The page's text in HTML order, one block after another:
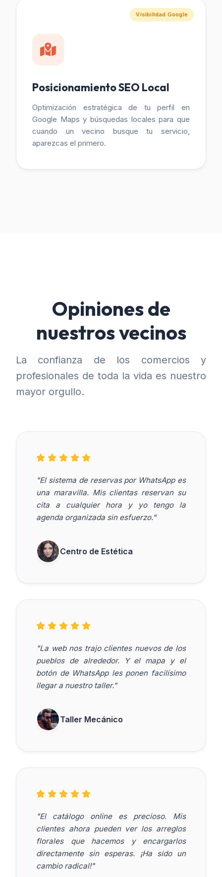
Visibilidad Google
Posicionamiento SEO Local
Optimización estratégica de tu perfil en
Google Maps y búsquedas locales para que
cuando un vecino busque tu servicio,
aparezcas el primero.
Opiniones de
nuestros vecinos
La confianza de los comercios y
profesionales de toda la vida es nuestro
mayor orgullo.
"El sistema de reservas por WhatsApp es
una maravilla. Mis clientas reservan su
cita a cualquier hora y yo tengo la
agenda organizada sin esfuerzo."
Centro de Estética
"La web nos trajo clientes nuevos de los
pueblos de alrededor. Y el mapa y el
botón de WhatsApp les ponen facilísimo
llegar a nuestro taller."
Taller Mecánico
"El catálogo online es precioso. Mis
clientes ahora pueden ver los arreglos
florales que hacemos y encargarlos
directamente sin esperas. ¡Ha sido un
cambio radical!"